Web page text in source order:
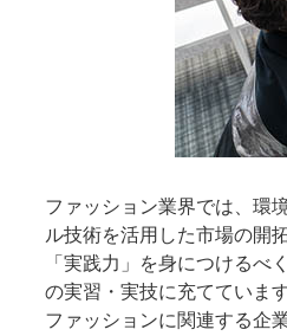
ファッション業界では、環
ル技術を活用した市場の開
「実践力」を身につける
の実習・実技に充てています
ファッションに関連する企